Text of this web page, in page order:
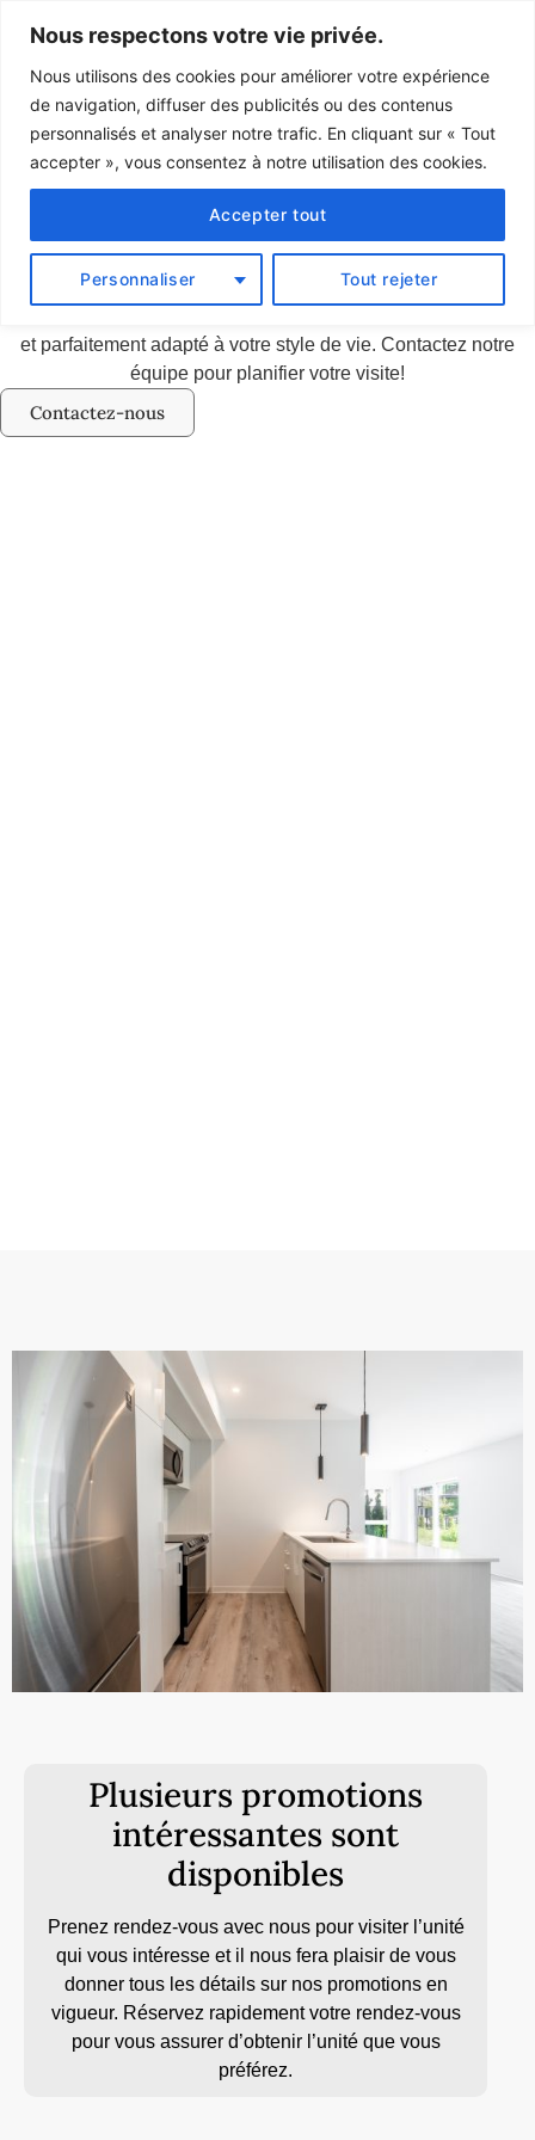
Nous respectons votre vie privée.
Nous utilisons des cookies pour améliorer votre expérience
de navigation, diffuser des publicités ou des contenus
personnalisés et analyser notre trafic. En cliquant sur « Tout
accepter », vous consentez à notre utilisation des cookies.
Personnaliser Tout rejeter
Accepter tout
Promotions
En cours
C’est le moment idéal pour emménager au Meridiem! Que vous
choisissiez Laval ou St-Jérôme, profitez de nos offres en
et parfaitement adapté à votre style de vie. Contactez notre
équipe pour planifier votre visite!
Contactez-nous
Plusieurs promotions
intéressantes sont
disponibles
Prenez rendez-vous avec nous pour visiter l’unité
qui vous intéresse et il nous fera plaisir de vous
donner tous les détails sur nos promotions en
vigueur. Réservez rapidement votre rendez-vous
pour vous assurer d’obtenir l’unité que vous
préférez.